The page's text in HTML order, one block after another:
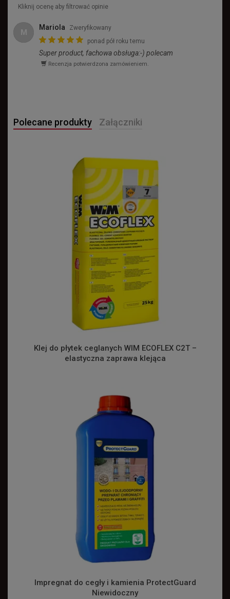
Kliknij ocenę aby filtrować opinie
M
Mariola
Zweryfikowany
ponad pół roku temu
Super product, fachowa obsługa:-) polecam
Recenzja potwierdzona zamówieniem.
Polecane produkty Załączniki
Klej do płytek ceglanych WIM ECOFLEX C2T –
elastyczna zaprawa klejąca
Impregnat do cegły i kamienia ProtectGuard
Niewidoczny